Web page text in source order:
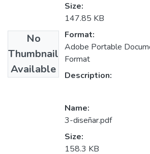
No
Thumbnail
Available
Size:
147.85 KB
Format:
Adobe Portable
Format
Description:
Name:
3-diseñar.pdf
Size:
158.3 KB